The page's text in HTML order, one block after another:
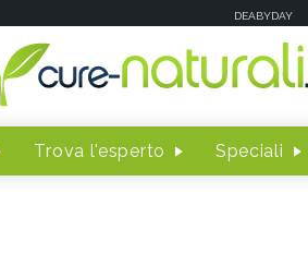
DEABYDAY
Trova l'esperto Speciali